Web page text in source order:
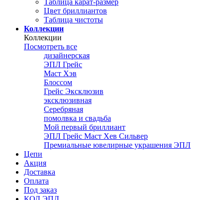
Таблица карат-размер
Цвет бриллиантов
Таблица чистоты
Коллекции
Коллекции
Посмотреть все
дизайнерская
ЭПЛ Грейс
Маст Хэв
Блоссом
Грейс Эксклюзив
эксклюзивная
Серебряная
помолвка и свадьба
Мой первый бриллиант
ЭПЛ Грейс Маст Хев Сильвер
Премиальные ювелирные украшения ЭПЛ
Цепи
Акция
Доставка
Оплата
Под заказ